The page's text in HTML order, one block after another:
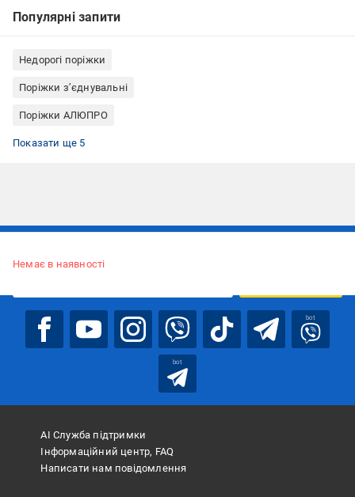
Популярні запити
Недорогі поріжки
Поріжки з’єднувальні
Поріжки АЛЮПРО
Поріжок ламінований
Поріжки для плитки
Поріжки для ламінату
Поріжки для лінолеуму
Алюмінієві поріжки
Показати ще 5
Немає в наявності
bot
bot
АІ Служба підтримки
Інформаційний центр, FAQ
Написати нам повідомлення